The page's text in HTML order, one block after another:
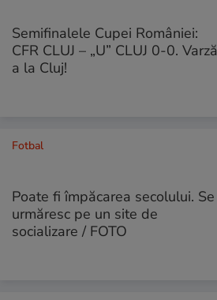
Semifinalele Cupei României:
CFR CLUJ – „U” CLUJ 0-0. Varză
a la Cluj!
Fotbal
Poate fi împăcarea secolului. Se
urmăresc pe un site de
socializare / FOTO